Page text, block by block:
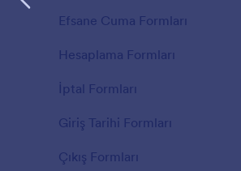
Efsane Cuma Formları
Hesaplama Formları
İptal Formları
Giriş Tarihi Formları
Çıkış Formları